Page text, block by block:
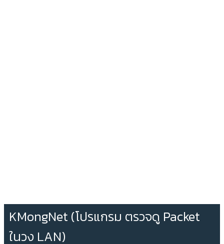
KMongNet (โปรแกรม ตรวจดู Packet
ในวง LAN)